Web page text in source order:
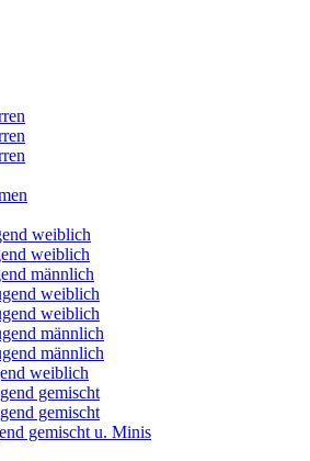
weiblich
weiblich
männlich
weiblich
weiblich
männlich
männlich
weiblich
gemischt
gemischt
gemischt u. Minis